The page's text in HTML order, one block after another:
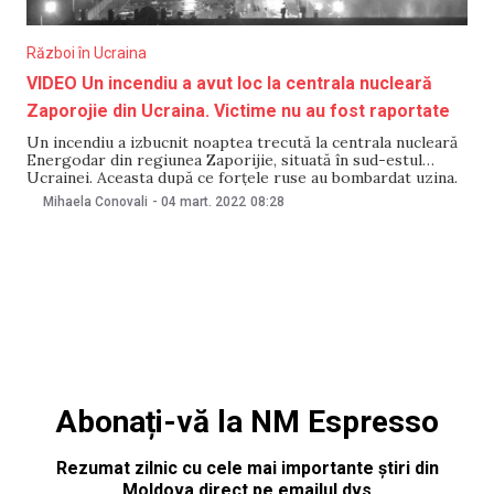
Război în Ucraina
VIDEO Un incendiu a avut loc la centrala nucleară
Zaporojie din Ucraina. Victime nu au fost raportate
Un incendiu a izbucnit noaptea trecută la centrala nucleară
Energodar din regiunea Zaporijie, situată în sud-estul
Ucrainei. Aceasta după ce forţele ruse au bombardat uzina.
Primarul de Energodar a spus că clădirile centralei nucleare
au fost bombardate continuu, ceea ce a făcut ca cea mai
Mihaela Conovali - 04 mart. 2022 08:28
Abonați-vă la NM Espresso
Rezumat zilnic cu cele mai importante știri din
Moldova direct pe emailul dvs